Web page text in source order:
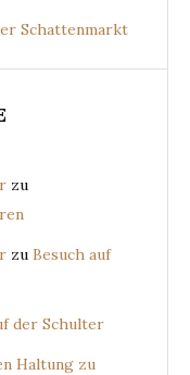
Schattenmarkt
zu
zu Besuch auf
der Schulter
Haltung zu